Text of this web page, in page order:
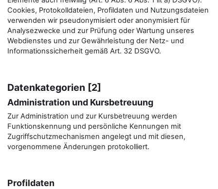
Cookies, Protokolldateien, Profildaten und Nutzungsdateien
verwenden wir pseudonymisiert oder anonymisiert für
Analysezwecke und zur Prüfung oder Wartung unseres
Webdienstes und zur Gewährleistung der Netz- und
Informationssicherheit gemäß Art. 32 DSGVO.
Datenkategorien [2]
Administration und Kursbetreuung
Zur Administration und zur Kursbetreuung werden
Funktionskennung und persönliche Kennungen mit
Zugriffschutzmechanismen angelegt und mit diesen,
vorgenommene Änderungen protokolliert.
Profildaten